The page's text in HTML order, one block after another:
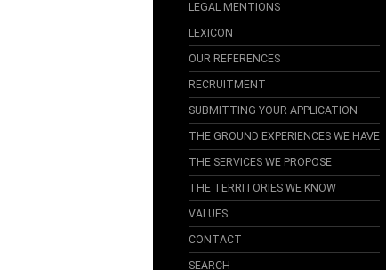
LEGAL MENTIONS
LEXICON
OUR REFERENCES
RECRUITMENT
SUBMITTING YOUR APPLICATION
THE GROUND EXPERIENCES WE HAVE
THE SERVICES WE PROPOSE
THE TERRITORIES WE KNOW
VALUES
CONTACT
SEARCH